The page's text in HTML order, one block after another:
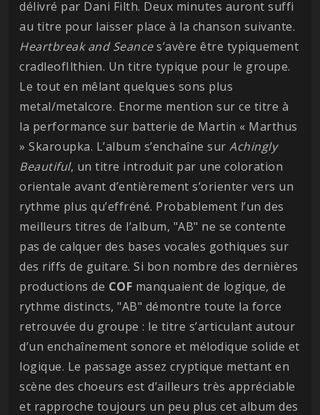
délivré par Dani Filth. Deux minutes auront suffi
au titre pour laisser place à la chanson suivante.
Heartbreak and Seances’avère être typiquement
cradleofIlthien. Un titre typique pour le groupe.
Le tout en mêlant quelques sons plus
metal/metalcore. Enorme mention sur ce titre à
la performance sur batterie de Martin « Marthus
» Skaroupka. L’album s’enchaîne sur Achingly
Beautiful, un titre introduit par une coloration
orientale avant d’entièrement s’orienter vers un
rythme plus qu’effréné. Probablement l’un des
meilleurs titres de l’album, "AB" ne se contente
pas de calquer des bases vocales gothiques sur
des riffs de guitare. Si bon nombre des dernières
productions de COF manquaient de logique, de
rythme distincts, "AB" démontre toute la force
retrouvée du groupe : le titre s’articulant autour
d’un enchaînement sonore et mélodique solide et
logique. Le passage assez cryptique mettant en
scène des choeurs est d’ailleurs très appréciable
et rapproche toujours un peu plus cet album des